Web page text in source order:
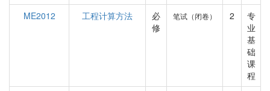
ME2012
工程计算方法
必
修
笔试（闭卷） 2
专
业
基
础
课
程